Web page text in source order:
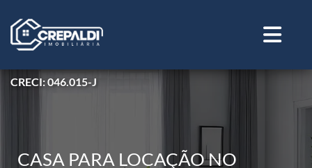
CRECI: 046.015-J
CASA PARA LOCAÇÃO NO